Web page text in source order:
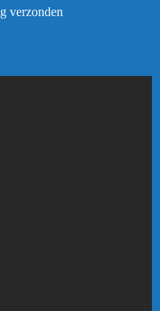
verzonden